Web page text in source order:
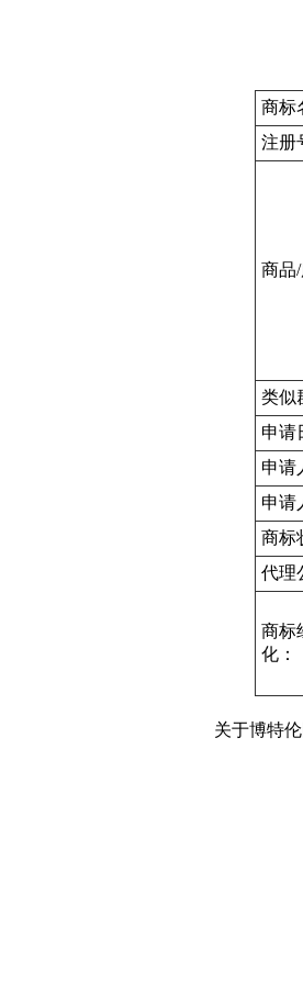
商标
注册
商品/
类似
申请
申请
申请
商标
代理
商标
化：
关于博特